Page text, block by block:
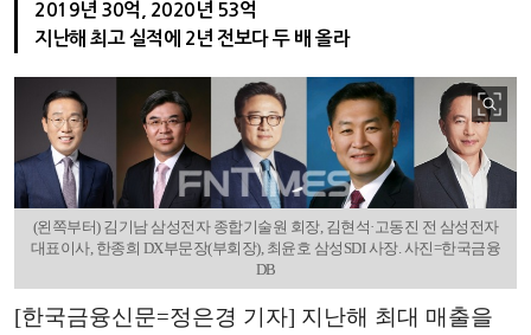
2019년 30억, 2020년 53억
지난해 최고 실적에 2년 전보다 두 배 올라
(왼쪽부터) 김기남 삼성전자 종합기술원 회장, 김현석·고동진 전 삼성전자
대표이사, 한종희 DX부문장(부회장), 최윤호 삼성SDI 사장. 사진=한국금융
DB
[한국금융신문=정은경 기자] 지난해 최대 매출을